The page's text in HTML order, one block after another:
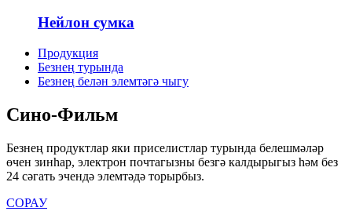
Нейлон сумка
Продукция
Безнең турында
Безнең белән элемтәгә чыгу
Сино-Фильм
Безнең продуктлар яки приселистлар турында белешмәләр
өчен зинһар, электрон почтагызны безгә калдырыгыз һәм без
24 сәгать эчендә элемтәдә торырбыз.
СОРАУ